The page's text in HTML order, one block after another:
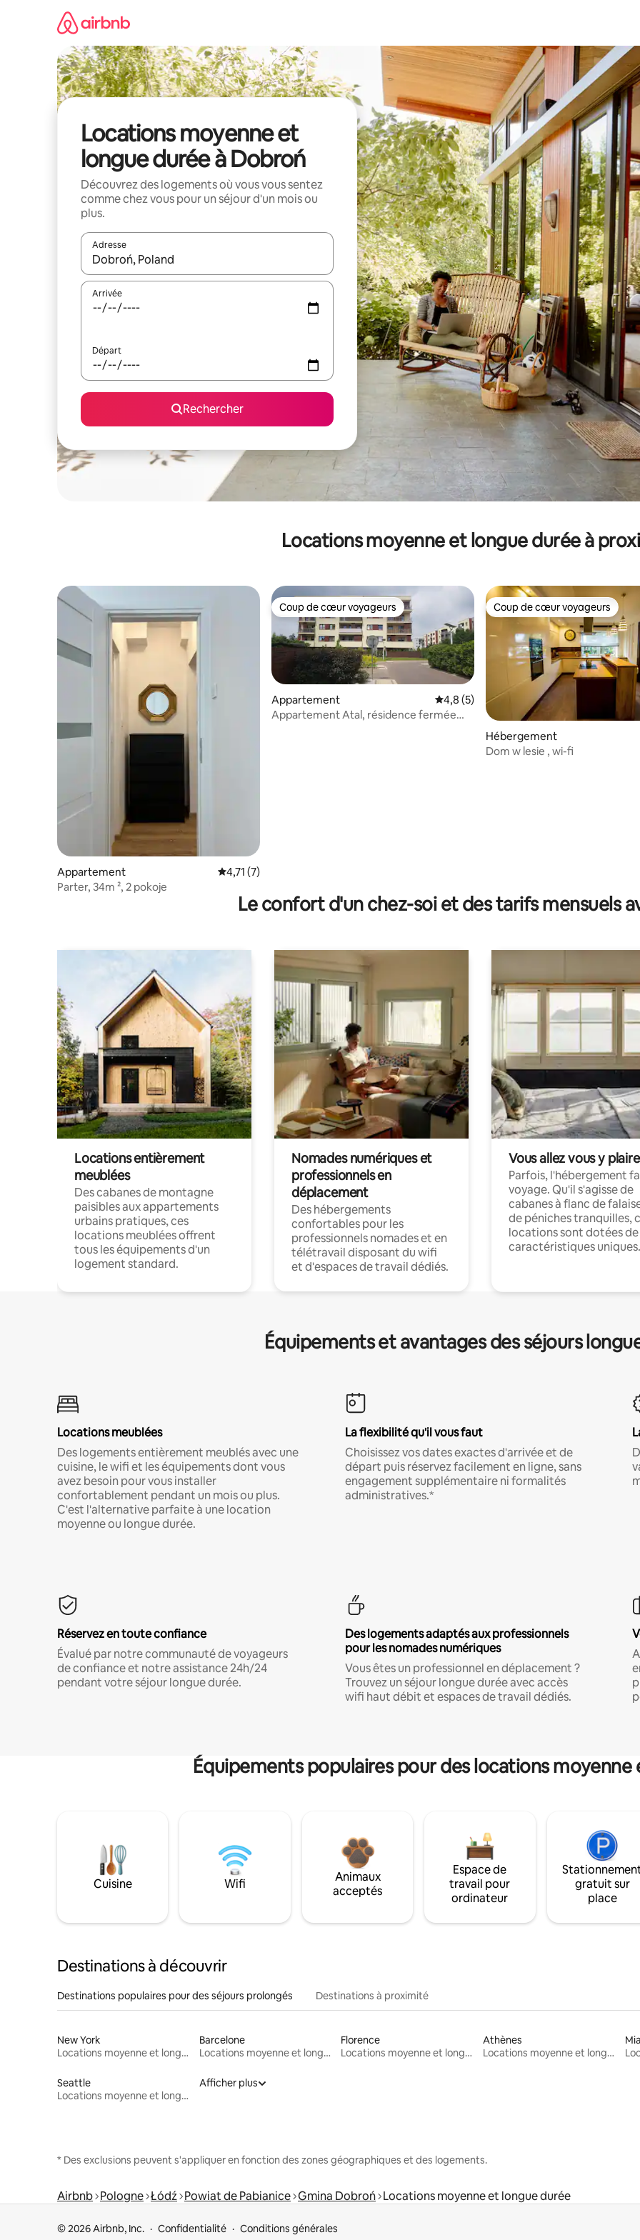
Locations moyenne et
longue durée à Dobroń
Découvrez des logements où vous vous sentez
comme chez vous pour un séjour d'un mois ou
plus.
Adresse
Lorsque les résultats s'affichent, utilisez les flèches vers le haut et vers le bas pour les parcourir ou en appuyant et en
Arrivée
Départ
Rechercher
Locations moyenne et longue durée à
Appartement Évaluation moyenne sur la base de 7 commentaires : 4,71 sur 5
4,71 (7)
Parter, 34m ², 2 pokoje
Coup de cœur voyageurs
Coup de cœur voyageurs
Appartement Évaluation moyenne sur la base de 5
4,8 (5)
Appartement Atal, résidence fermée
Coup de cœur voyageurs
Coup de cœur voyageurs
Hébergement
Dom w lesie , wi-fi
Le confort d'un chez-soi et des tarifs mensuels
Locations entièrement
meublées
Des cabanes de montagne
paisibles aux appartements
urbains pratiques, ces
locations meublées offrent
tous les équipements d'un
logement standard.
Nomades numériques et
professionnels en
déplacement
Des hébergements
confortables pour les
professionnels nomades et en
télétravail disposant du wifi
et d'espaces de travail dédiés.
Vous allez vous y plaire
Parfois, l'hébergement
voyage. Qu'il s'agisse de
cabanes à flanc de
de péniches tranquilles,
locations sont dotées de
caractéristiques uniques.
Équipements et avantages des séjours
Locations meublées
Des logements entièrement meublés avec une
cuisine, le wifi et les équipements dont vous
avez besoin pour vous installer
confortablement pendant un mois ou plus.
C'est l'alternative parfaite à une location
moyenne ou longue durée.
La flexibilité qu'il vous faut
Choisissez vos dates exactes d'arrivée et de
départ puis réservez facilement en ligne, sans
engagement supplémentaire ni formalités
administratives.*
Réservez en toute confiance
Évalué par notre communauté de voyageurs
de confiance et notre assistance 24h/24
pendant votre séjour longue durée.
Des logements adaptés aux professionnels
pour les nomades numériques
Vous êtes un professionnel en déplacement ?
Trouvez un séjour longue durée avec accès
wifi haut débit et espaces de travail dédiés.
Équipements populaires pour des locations
Cuisine Wifi
Animaux
acceptés
Espace de
travail pour
ordinateur
gratuit sur
place
Destinations à découvrir
Destinations populaires pour des séjours prolongés Destinations à proximité
New York
Locations moyenne et longue durée
Barcelone
Locations moyenne et longue durée
Florence
Locations moyenne et longue durée
Athènes
Locations moyenne et longue durée
Seattle
Locations moyenne et longue durée
Afficher plus
* Des exclusions peuvent s'appliquer en fonction des zones géographiques et des logements.
Airbnb Pologne Łódź Powiat de Pabianice Gmina Dobroń Locations moyenne et longue durée
© 2026 Airbnb, Inc. Confidentialité Conditions générales